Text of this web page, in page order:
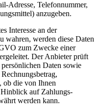
Adresse, Telefonnummer,
anzugeben.
Interesse an der
wahren, werden diese Daten
zum Zwecke einer
Der Anbieter prüft
Daten sowie
ob die von Ihnen
auf Zahlungs-
werden kann.